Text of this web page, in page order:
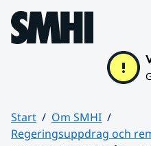
Hoppa till sidans innehåll
Start
Om SMHI
Regeringsuppdrag och